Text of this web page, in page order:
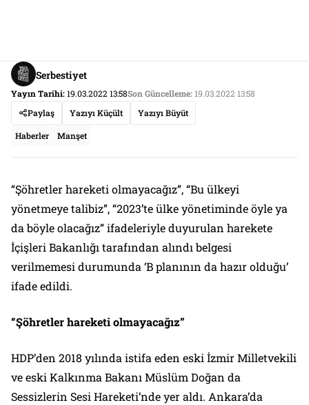
Serbestiyet
Yayın Tarihi:19.03.2022 13:58Son Güncelleme:19.03.2022 13:58
Paylaş
Yazıyı Küçült Yazıyı Büyüt
Haberler Manşet
“Şöhretler hareketi olmayacağız”, “Bu ülkeyi
yönetmeye talibiz”, “2023’te ülke yönetiminde öyle ya
da böyle olacağız” ifadeleriyle duyurulan harekete
İçişleri Bakanlığı tarafından alındı belgesi
verilmemesi durumunda ‘B planının da hazır olduğu’
ifade edildi.
“Şöhretler hareketi olmayacağız”
HDP’den 2018 yılında istifa eden eski İzmir Milletvekili
ve eski Kalkınma Bakanı Müslüm Doğan da
Sessizlerin Sesi Hareketi’nde yer aldı. Ankara’da